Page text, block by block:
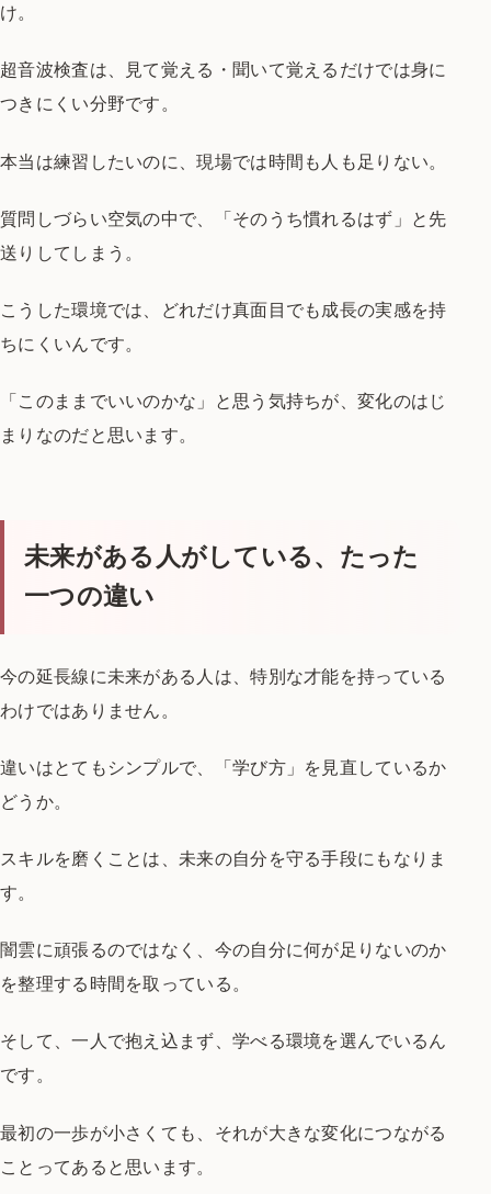
け。
超音波検査は、 見て覚える・聞いて覚えるだけでは身に
つきにくい分野です。
本当は練習したいのに、現場では時間も人も足りない。
質問しづらい空気の中で、 「そのうち慣れるはず」と 先
送りしてしまう。
こうした環境では、 どれだけ真面目でも 成長の実感を持
ちにくいんです。
「このままでいいのかな」と思う気持ちが、変化のはじ
まりなのだと思います。
未来がある人がしている、たった
一つの違い
今の延長線に未来がある人は、特別な才能を持っている
わけではありません。
違いはとてもシンプルで、
「学び方」を見直しているか
どうか。
スキルを磨くことは、 未来の自分を守る手段にもなりま
す。
闇雲に頑張るのではなく、 今の自分に何が足りないのか
を整理する時間を取っている。
そして、一人で抱え込まず、 学べる環境を選んでいるん
です。
最初の一歩が小さくても、 それが大きな変化につながる
ことってあると思います。